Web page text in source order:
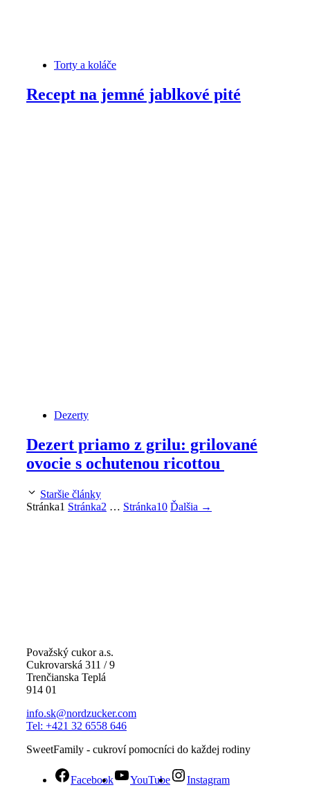
Torty a koláče
Recept na jemné jablkové pité
Dezerty
Dezert priamo z grilu: grilované
ovocie s ochutenou ricottou
Staršie články
Stránka1 Stránka2 … Stránka10 Ďalšia →
Považský cukor a.s.
Cukrovarská 311 / 9
Trenčianska Teplá
914 01
info.sk@nordzucker.com
Tel: +421 32 6558 646
SweetFamily - cukroví pomocníci do každej rodiny
Facebook YouTube Instagram